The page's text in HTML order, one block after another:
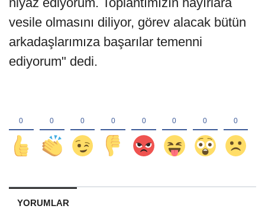
vesile olmasını diliyor, görev alacak bütün
arkadaşlarımıza başarılar temenni
ediyorum" dedi.
YORUMLAR